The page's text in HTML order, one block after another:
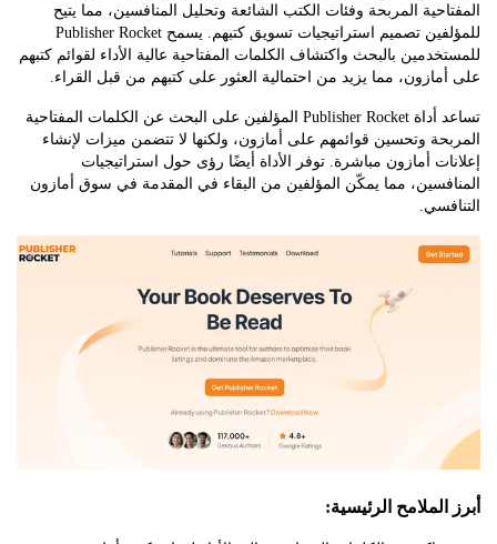
المربحة وفئات الكتب الشائعة وتحليل المنافسين، مما يتيح
للمؤلفين تصميم استراتيجيات تسويق كتبهم. يسمح Publisher Rocket
بالبحث واكتشاف الكلمات المفتاحية عالية الأداء لقوائم كتبهم
مما يزيد من احتمالية العثور على كتبهم من قبل القراء.
تساعد أداة Publisher Rocket المؤلفين على البحث عن الكلمات المفتاحية
وتحسين قوائمهم على أمازون، ولكنها لا تتضمن ميزات لإنشاء
أمازون مباشرة. توفر الأداة أيضًا رؤى حول استراتيجيات
مما يمكّن المؤلفين من البقاء في المقدمة في سوق أمازون
الرئيسية: